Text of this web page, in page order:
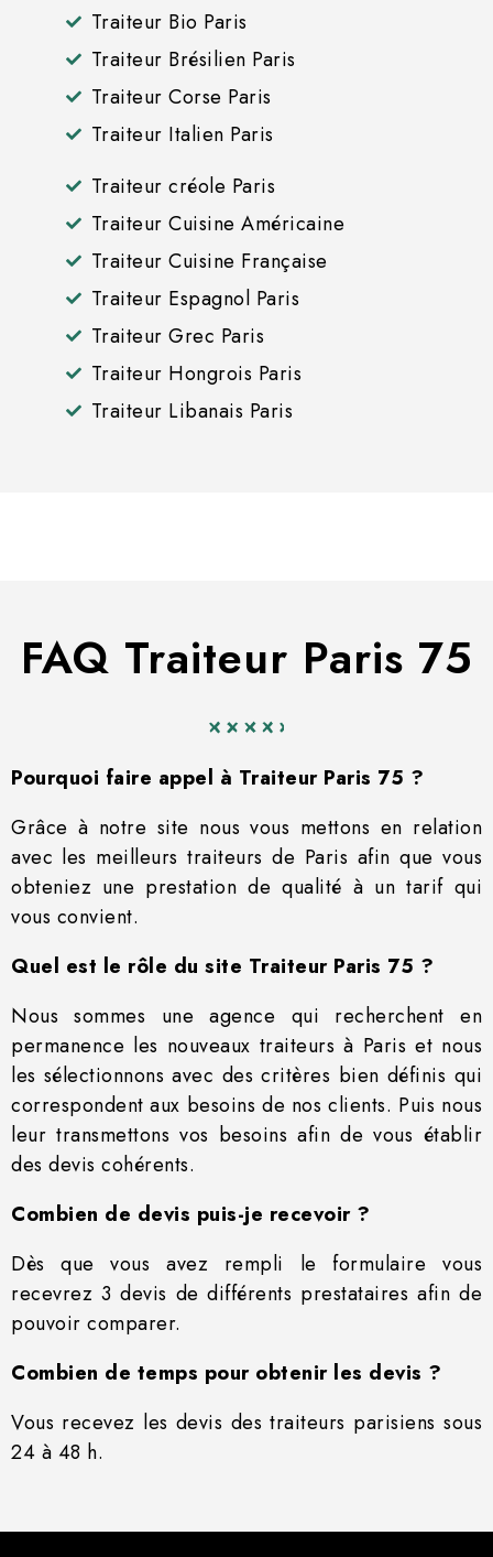
Traiteur Bio Paris
Traiteur Brésilien Paris
Traiteur Corse Paris
Traiteur Italien Paris
Traiteur créole Paris
Traiteur Cuisine Américaine
Traiteur Cuisine Française
Traiteur Espagnol Paris
Traiteur Grec Paris
Traiteur Hongrois Paris
Traiteur Libanais Paris
FAQ Traiteur Paris 75
Pourquoi faire appel à Traiteur Paris 75 ?
Grâce à notre site nous vous mettons en relation
avec les meilleurs traiteurs de Paris afin que vous
obteniez une prestation de qualité à un tarif qui
vous convient.
Quel est le rôle du site Traiteur Paris 75 ?
Nous sommes une agence qui recherchent en
permanence les nouveaux traiteurs à Paris et nous
les sélectionnons avec des critères bien définis qui
correspondent aux besoins de nos clients. Puis nous
leur transmettons vos besoins afin de vous établir
des devis cohérents.
Combien de devis puis-je recevoir ?
Dès que vous avez rempli le formulaire vous
recevrez 3 devis de différents prestataires afin de
pouvoir comparer.
Combien de temps pour obtenir les devis ?
Vous recevez les devis des traiteurs parisiens sous
24 à 48 h.